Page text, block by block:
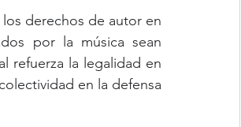
derechos de autor en
por la música sean
refuerza la legalidad en
en la defensa